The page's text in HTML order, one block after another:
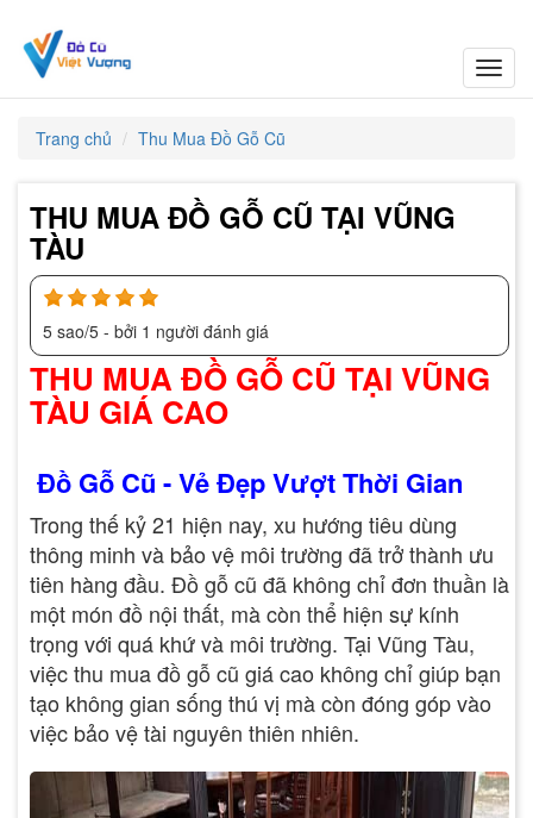
Trang chủ
Thu Mua Đồ Gỗ Cũ
THU MUA ĐỒ GỖ CŨ TẠI VŨNG
TÀU
5 sao/5 - bởi 1 người đánh giá
THU MUA ĐỒ GỖ CŨ TẠI VŨNG
TÀU GIÁ CAO
Đồ Gỗ Cũ - Vẻ Đẹp Vượt Thời Gian
Trong thế kỷ 21 hiện nay, xu hướng tiêu dùng
thông minh và bảo vệ môi trường đã trở thành ưu
tiên hàng đầu. Đồ gỗ cũ đã không chỉ đơn thuần là
một món đồ nội thất, mà còn thể hiện sự kính
trọng với quá khứ và môi trường. Tại Vũng Tàu,
việc thu mua đồ gỗ cũ giá cao không chỉ giúp bạn
tạo không gian sống thú vị mà còn đóng góp vào
việc bảo vệ tài nguyên thiên nhiên.